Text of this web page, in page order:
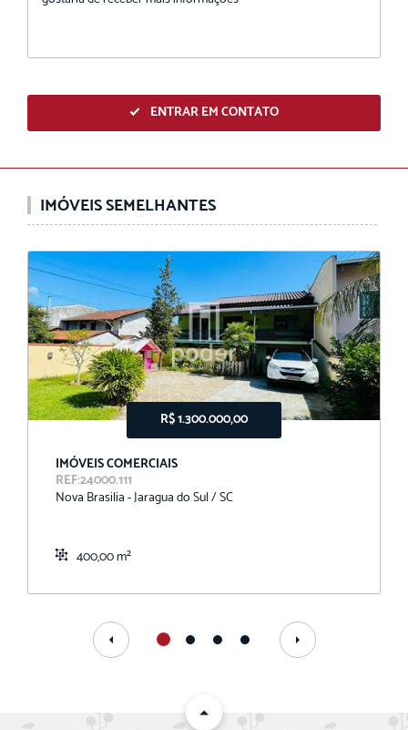
ENTRAR EM CONTATO
IMÓVEIS SEMELHANTES
R$ 1.300.000,00
IMÓVEIS COMERCIAIS
REF:24000.111
Nova Brasilia - Jaragua do Sul / SC
400,00 m²